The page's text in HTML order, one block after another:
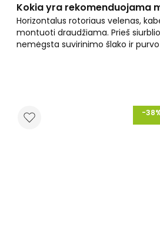
Kokia yra rekomenduojama
Horizontalus rotoriaus velenas,
montuoti draudžiama. Prieš
nemėgsta suvirinimo šlako ir
-